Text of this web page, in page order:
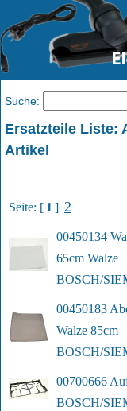
Ersatzteile Liste:
Artikel
Seite: [ 1 ] 2
00450134
65cm Walze
BOSCH/
00450183
Walze 85cm
BOSCH/
00700666
BOSCH/
Suche: